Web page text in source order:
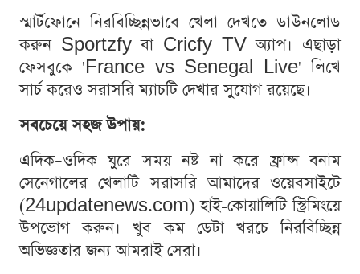
স্মার্টফোনে নিরবিচ্ছিন্নভাবে খেলা দেখতে ডাউনলোড
করুন Sportzfy বা Cricfy TV অ্যাপ। এছাড়া
ফেসবুকে 'France vs Senegal Live' লিখে
সার্চ করেও সরাসরি ম্যাচটি দেখার সুযোগ রয়েছে।
সবচেয়ে সহজ উপায়:
এদিক–ওদিক ঘুরে সময় নষ্ট না করে ফ্রান্স বনাম
সেনেগালের খেলাটি সরাসরি আমাদের ওয়েবসাইটে
(24updatenews.com) হাই-কোয়ালিটি স্ট্রিমিংয়ে
উপভোগ করুন। খুব কম ডেটা খরচে নিরবিচ্ছিন্ন
অভিজ্ঞতার জন্য আমরাই সেরা।